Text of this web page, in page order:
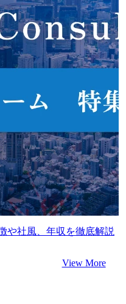
や社風、年収を徹底解説
View More